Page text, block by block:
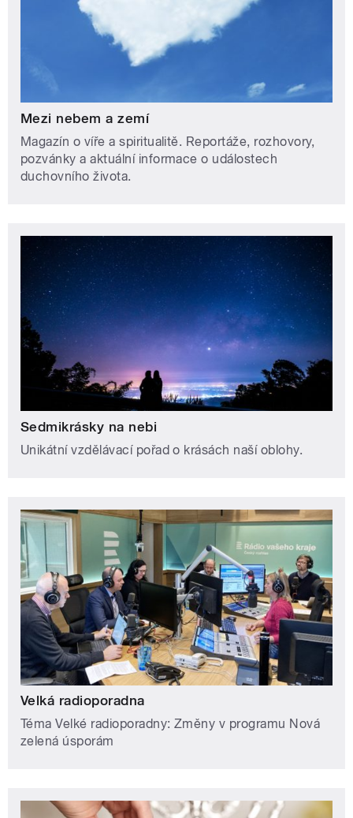
Mezi nebem a zemí
Magazín o víře a spiritualitě. Reportáže, rozhovory,
pozvánky a aktuální informace o událostech
duchovního života.
Sedmikrásky na nebi
Unikátní vzdělávací pořad o krásách naší oblohy.
Velká radioporadna
Téma Velké radioporadny: Změny v programu Nová
zelená úsporám